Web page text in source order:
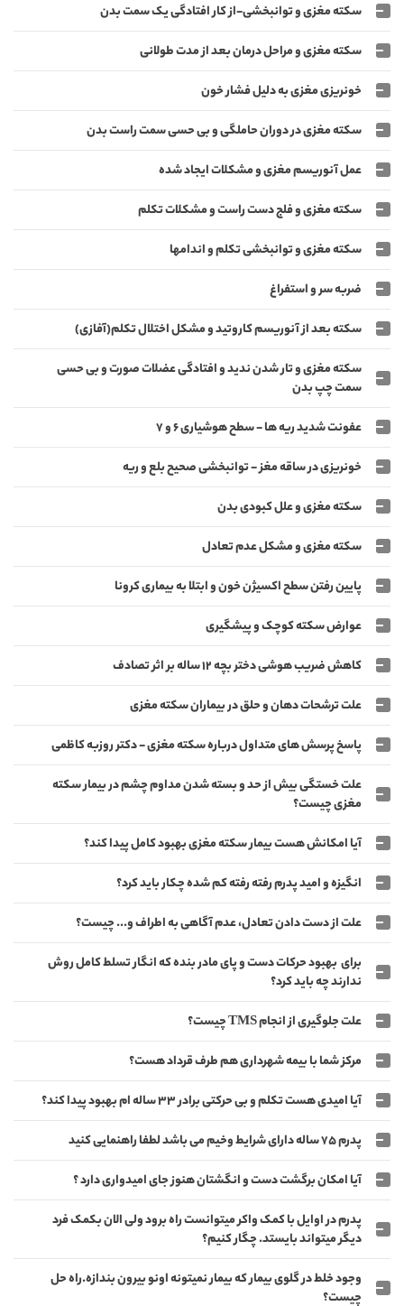
سکته مغزی و توانبخشی-از کار افتادگی یک سمت بدن
سکته مغزی و مراحل درمان بعد از مدت طولانی
خونریزی مغزی به دلیل فشار خون
سکته مغزی در دوران حاملگی و بی حسی سمت راست بدن
عمل آنوریسم مغزی و مشکلات ایجاد شده
سکته مغزی و فلج دست راست و مشکلات تکلم
سکته مغزی و توانبخشی تکلم و اندامها
ضربه سر و استفراغ
سکته بعد از آنوریسم کاروتید و مشکل اختلال تکلم(آفازی)
سکته مغزی و تار شدن ندید و افتادگی عضلات صورت و بی حسی
سمت چپ بدن
عفونت شدید ریه ها - سطح هوشیاری 6 و 7
خونریزی در ساقه مغز - توانبخشی صحیح بلع و ریه
سکته مغزی و علل کبودی بدن
سکته مغزی و مشکل عدم تعادل
پایین رفتن سطح اکسیژن خون و ابتلا به بیماری کرونا
عوارض سکته کوچک و پیشگیری
کاهش ضریب هوشی دختر بچه 12 ساله بر اثر تصادف
علت ترشحات دهان و حلق در بیماران سکته مغزی
پاسخ پرسش های متداول درباره سکته مغزی - دکتر روزبه کاظمی
علت خستگی بیش از حد و بسته شدن مداوم چشم در بیمار سکته
مغزی چیست؟
آیا امکانش هست بیمار سکته مغزی بهبود کامل پیدا کند؟
انگیزه و امید پدرم رفته رفته کم شده چکار باید کرد؟
علت از دست دادن تعادل، عدم آگاهی به اطراف و... چیست؟
برای بهبود حرکات دست و پای مادر بنده که انگار تسلط کامل روش
ندارند چه باید کرد؟
علت جلوگیری از انجام TMS چیست؟
مرکز شما با بیمه شهرداری هم طرف قرداد هست؟
آیا امیدی هست تکلم و بی حرکتی برادر 33 ساله ام بهبود پیدا کند؟
پدرم 75 ساله دارای شرایط وخیم می باشد لطفا راهنمایی کنید
آیا امکان برگشت دست و انگشتان هنوز جای امیدواری دارد ؟
پدرم در اوایل با کمک واکر میتوانست راه برود ولی الان بکمک فرد
دیگر میتواند بایستد. چگار کنیم؟
وجود خلط در گلوی بیمار که بیمار نمیتونه اونو بیرون بندازه.راه حل
چیست؟